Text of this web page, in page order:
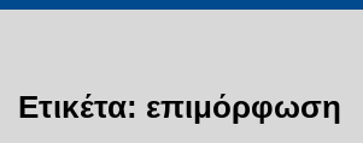
Ετικέτα: επιμόρφωση